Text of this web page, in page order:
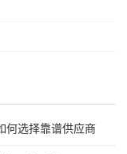
何选择靠谱供应商